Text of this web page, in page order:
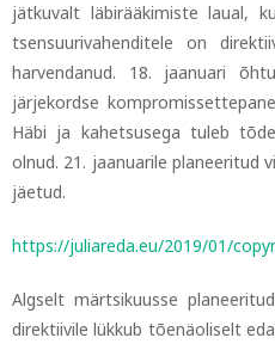
jätkuvalt läbirääkimiste laual,
tsensuurivahenditele on
harvendanud. 18. jaanuari
järjekordse
Häbi ja kahetsusega tuleb
olnud. 21. jaanuarile planeeritud
jäetud.
https://juliareda.eu/2019/01/
Algselt märtsikuusse
direktiivile lükkub tõenäoliselt